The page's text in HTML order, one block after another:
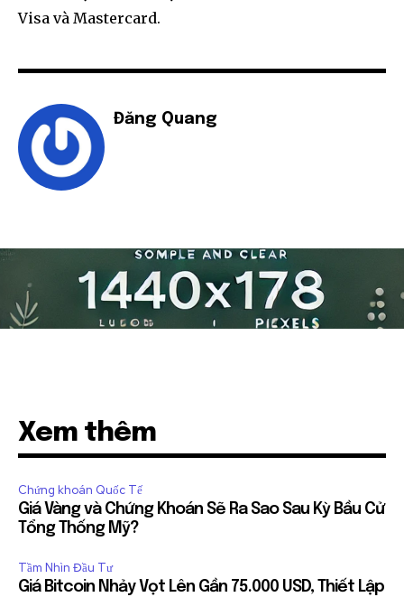
Visa và Mastercard.
Đăng Quang
Xem thêm
Chứng khoán Quốc Tế
Giá Vàng và Chứng Khoán Sẽ Ra Sao Sau Kỳ Bầu Cử
Tổng Thống Mỹ?
Tầm Nhìn Đầu Tư
Giá Bitcoin Nhảy Vọt Lên Gần 75.000 USD, Thiết Lập